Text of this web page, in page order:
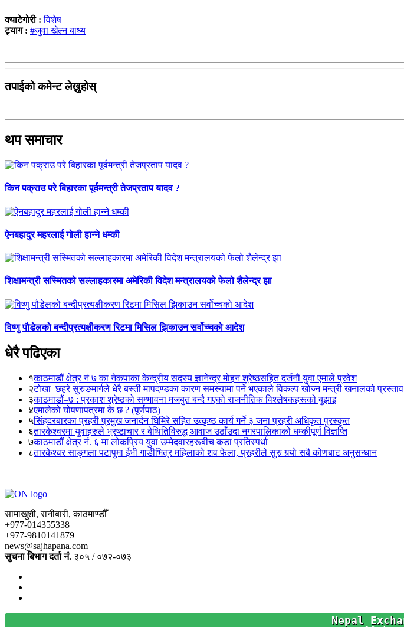
क्याटेगोरी :विशेष
ट्याग : #जुवा खेल्न बाध्य
तपाईको कमेन्ट लेख्नुहोस्
थप समाचार
किन पक्राउ परे बिहारका पूर्वमन्त्री तेजप्रताप यादव ?
ऐनबहादुर महरलाई गोली हान्ने धम्की
शिक्षामन्त्री सस्मितको सल्लाहकारमा अमेरिकी विदेश मन्त्रालयको फेलो शैलेन्द्र झा
विष्णु पौडेलको बन्दीप्रत्यक्षीकरण रिटमा मिसिल झिकाउन सर्वोच्चको आदेश
धेरै पढिएका
१काठमाडौं क्षेत्र नं ७ का नेकपाका केन्द्रीय सदस्य ज्ञानेन्द्र मोहन श्रेष्ठसहित दर्जनौं युवा एमाले प्रवेश
२टोखा–छहरे सुरुङमार्गले धेरै बस्ती मापदण्डका कारण समस्यामा पर्ने भएकाले विकल्प खोज्न मन्त्री खनालको प्रस्ताव
३काठमाडौं–७ : प्रकाश श्रेष्ठको सम्भावना मजबुत बन्दै गएको राजनीतिक विश्लेषकहरूको बुझाइ
४एमालेको घोषणापत्रमा के छ ? (पूर्णपाठ)
५सिंहदरबारका प्रहरी प्रमुख जनार्दन घिमिरे सहित उत्कृष्ठ कार्य गर्ने ३ जना प्रहरी अधिकृत पुरस्कृत
६तारकेश्वरमा युवाहरुले भ्रष्टाचार र बेथितिविरुद्ध आवाज उठाँउदा नगरपालिकाको धम्कीपूर्ण विज्ञप्ति
७काठमाडौं क्षेत्र नं. ६ मा लोकप्रिय युवा उम्मेदवारहरूबीच कडा प्रतिस्पर्धा
८तारकेश्वर साङ्गला पटापुमा ईभी गाडीभित्र महिलाको शव फेला, प्रहरीले सुरु गर्‍यो सबै कोणबाट अनुसन्धान
सामाखुशी, रानीबारी, काठमाण्डौँ
+977-014355338
+977-9810141879
news@sajhapana.com
सुचना बिभाग दर्ता नं. ३०५ / ०७२-०७३